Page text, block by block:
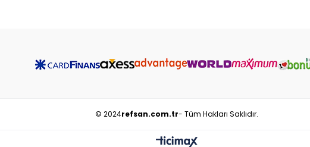
© 2024refsan.com.tr- Tüm Hakları Saklıdır.